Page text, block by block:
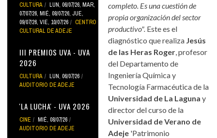
CULTURA LUN, 06/07/26, MAR,
07/07/26, MIÉ, 08/07/26, JUE,
09/07/26, VIE, 10/07/26
CENTRO
CULTURAL DE ADEJE
III PREMIOS UVA - UVA
2026
CULTURA
LUN, 06/07/26
AUDITORIO DE ADEJE
'LA LUCHA' - UVA 2026
CINE
MIÉ, 08/07/26
AUDITORIO DE ADEJE
completo. Es una cuestión de
propia organización del sector
productivo". Este es el
diagnóstico que realiza Jesús
de las Heras Roger, profesor
del Departamento de
Ingeniería Química y
Tecnología Farmacéutica de la
Universidad de La Laguna y
director del curso de la
Universidad de Verano de
Adeje 'Patrimonio